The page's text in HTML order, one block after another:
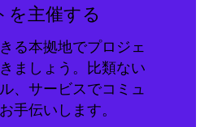
を主催する
る本拠地でプロジェ
ましょう。比類ない
、サービスでコミュ
手伝いします。